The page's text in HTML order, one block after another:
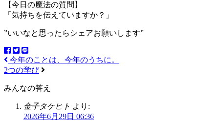
【今日の魔法の質問】
「気持ちを伝えていますか？」
”いいなと思ったらシェアお願いします”
今年のことは、今年のうちに。
2つの学び
みんなの答え
金子タケヒト より:
2026年6月29日 06:36